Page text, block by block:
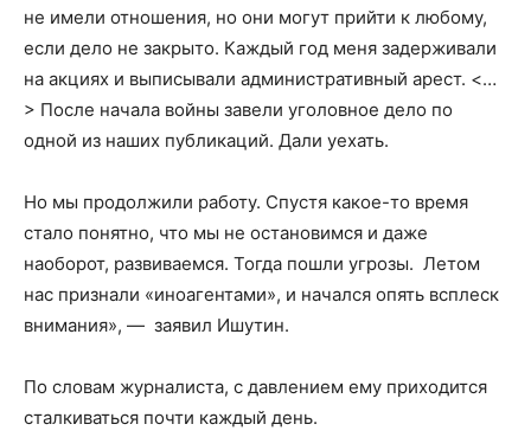
не имели отношения, но они могут прийти к любому,
если дело не закрыто. Каждый год меня задерживали
на акциях и выписывали административный арест. <…
> После начала войны завели уголовное дело по
одной из наших публикаций. Дали уехать.
Но мы продолжили работу. Спустя какое-то время
стало понятно, что мы не остановимся и даже
наоборот, развиваемся. Тогда пошли угрозы. Летом
нас признали «иноагентами», и начался опять всплеск
внимания», — заявил Ишутин.
По словам журналиста, с давлением ему приходится
сталкиваться почти каждый день.